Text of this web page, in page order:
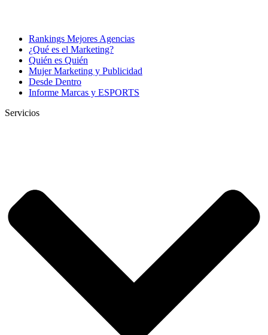
Rankings Mejores Agencias
¿Qué es el Marketing?
Quién es Quién
Mujer Marketing y Publicidad
Desde Dentro
Informe Marcas y ESPORTS
Servicios